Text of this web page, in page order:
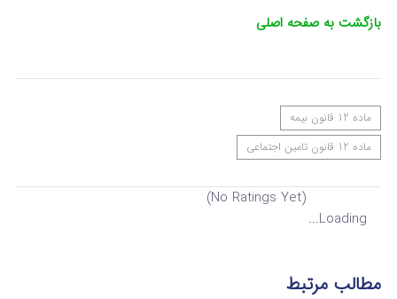
بازگشت به صفحه اصلی
ماده 12 قانون بیمه
ماده 12 قانون تامین اجتماعی
(No Ratings Yet)
Loading...
مطالب مرتبط